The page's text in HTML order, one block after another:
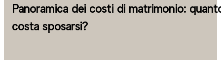
Panoramica dei costi di matrimonio:
costa sposarsi?